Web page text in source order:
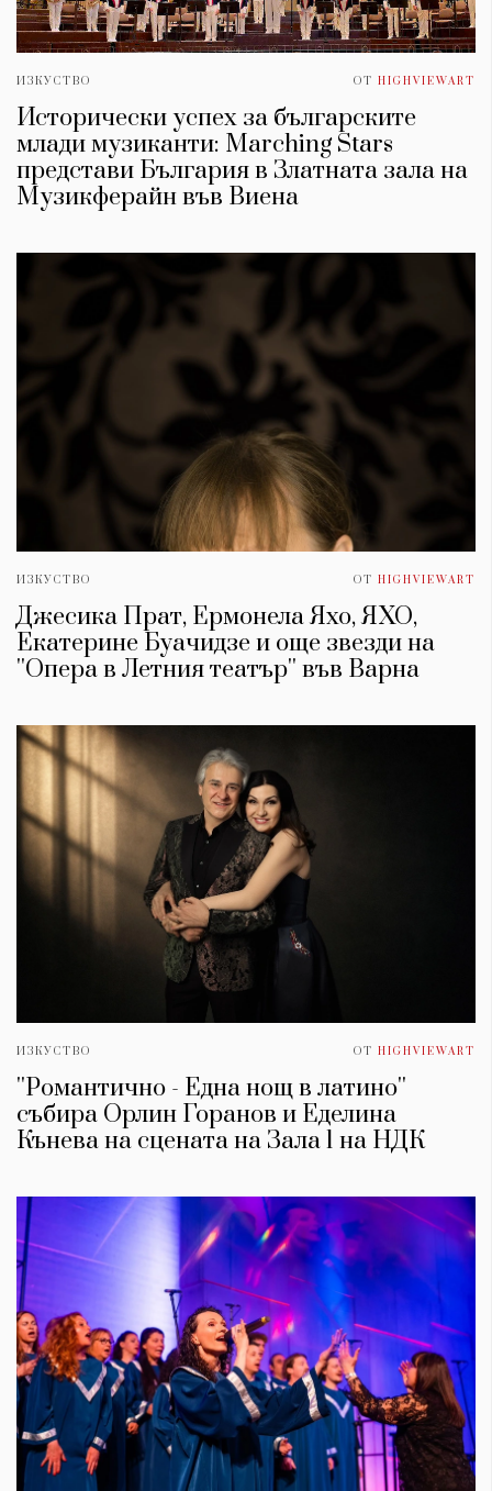
ИЗКУСТВО ОТ HIGHVIEWART
Исторически успех за българските
млади музиканти: Marching Stars
представи България в Златната зала на
Музикферайн във Виена
ИЗКУСТВО ОТ HIGHVIEWART
Джесика Прат, Ермонела Яхо, ЯХО,
Екатерине Буачидзе и още звезди на
''Опера в Летния театър'' във Варна
ИЗКУСТВО ОТ HIGHVIEWART
''Романтично - Една нощ в латино''
събира Орлин Горанов и Еделина
Кънева на сцената на Зала 1 на НДК